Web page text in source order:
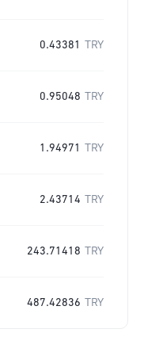
0.43381 TRY
0.95048 TRY
1.94971 TRY
2.43714 TRY
243.71418 TRY
487.42836 TRY